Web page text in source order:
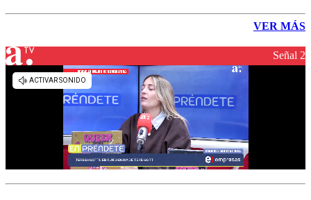
VER MÁS
Señal 2